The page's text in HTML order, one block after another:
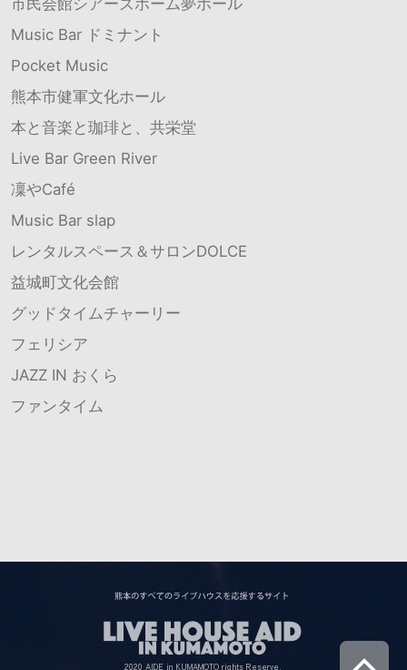
市民会館シアーズホーム夢ホール
Music Bar ドミナント
Pocket Music
熊本市健軍文化ホール
本と音楽と珈琲と、共栄堂
Live Bar Green River
凜やCafé
Music Bar slap
レンタルスペース＆サロンDOLCE
益城町文化会館
グッドタイムチャーリー
フェリシア
JAZZ IN おくら
ファンタイム
2020 AIDE in KUMAMOTO rights Reserve.